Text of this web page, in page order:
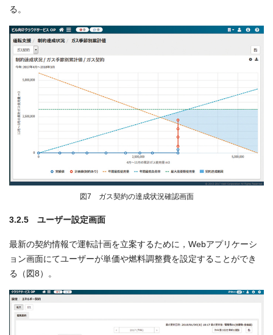
る。
図7 ガス契約の達成状況確認画面
3.2.5 ユーザー設定画面
最新の契約情報で運転計画を立案するために，Webアプリケーシ
ョン画面にてユーザーが単価や燃料調整費を設定することができ
る（図8）。